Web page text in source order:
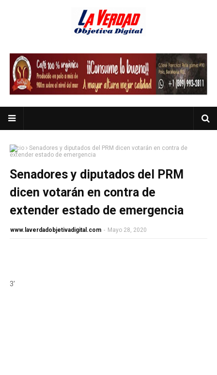
Inicio
Senadores y diputados del PRM dicen votarán en contra de
extender estado de emergencia
Senadores y diputados del PRM
dicen votarán en contra de
extender estado de emergencia
www.laverdadobjetivadigital.com - Mayo 28, 2020
3'